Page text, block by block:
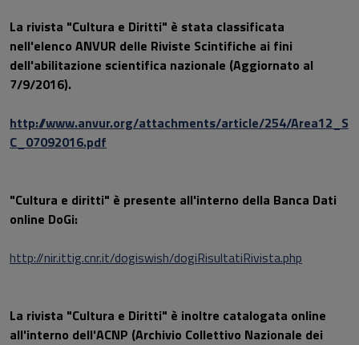
La rivista "Cultura e Diritti" è stata classificata
nell'elenco ANVUR delle Riviste Scintifiche ai fini
dell'abilitazione scientifica nazionale (Aggiornato al
7/9/2016).
http://www.anvur.org/attachments/article/254/Area12_S
C_07092016.pdf
"Cultura e diritti" è presente all'interno della Banca Dati
online DoGi:
http://nir.ittig.cnr.it/dogiswish/dogiRisultatiRivista.php
La rivista "Cultura e Diritti" è inoltre catalogata online
all'interno dell'ACNP (Archivio Collettivo Nazionale dei